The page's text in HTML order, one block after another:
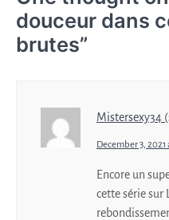
douceur dans
brutes”
Mistersexy34
December 3,
Encore un
cette série sur